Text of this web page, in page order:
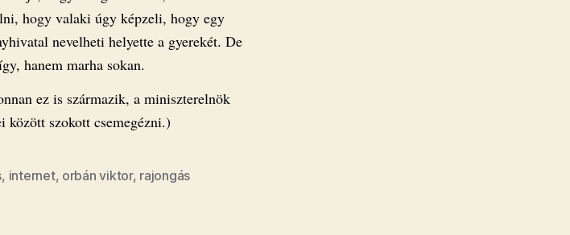
hogy valaki úgy képzeli, hogy egy
nevelheti helyette a gyerekét. De
hanem marha sokan.
ez is származik, a miniszterelnök
között szokott csemegézni.)
, internet, orbán viktor, rajongás